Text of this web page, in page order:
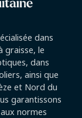
dans
graisse, le
dans
ainsi que
et Nord du
garantissons
normes